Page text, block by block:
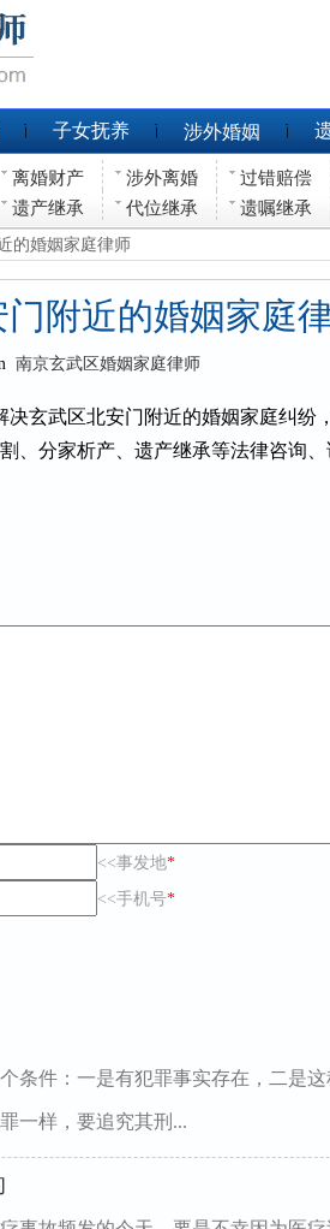
子女抚养 涉外婚姻
离婚财产 涉外离婚 过错赔偿
遗产继承 代位继承 遗嘱继承
的婚姻家庭律师
附近的婚姻家庭
南京玄武区婚姻家庭律师
玄武区北安门附近的婚姻家庭纠纷
、分家析产、遗产继承等法律咨询
<<事发地*
<<手机号*
条件：一是有犯罪事实存在，二是
一样，要追究其刑...